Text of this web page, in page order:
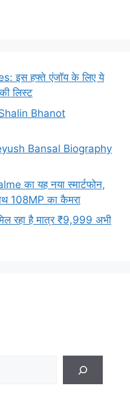
इस हफ्ते एंजॉय के लिए ये
लिस्ट
Shalin Bhanot
Bansal Biography
का यह नया स्मार्टफोन,
108MP का कैमरा
रहा है मात्र ₹9,999 अभी